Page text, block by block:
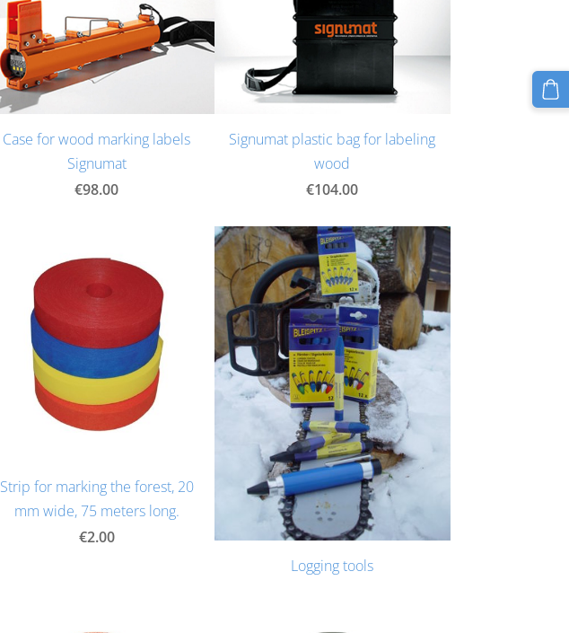
Case for wood marking labels
Signumat
€98.00
Signumat plastic bag for labeling
wood
€104.00
Strip for marking the forest, 20
mm wide, 75 meters long.
€2.00
Logging tools